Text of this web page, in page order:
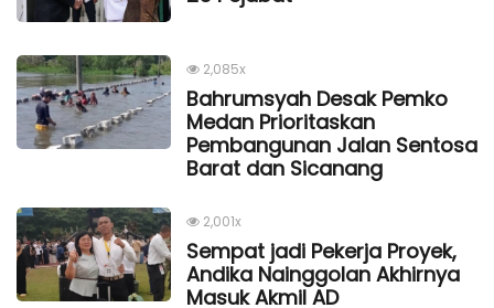
2,085x
Bahrumsyah Desak Pemko
Medan Prioritaskan
Pembangunan Jalan Sentosa
Barat dan Sicanang
2,001x
Sempat jadi Pekerja Proyek,
Andika Nainggolan Akhirnya
Masuk Akmil AD